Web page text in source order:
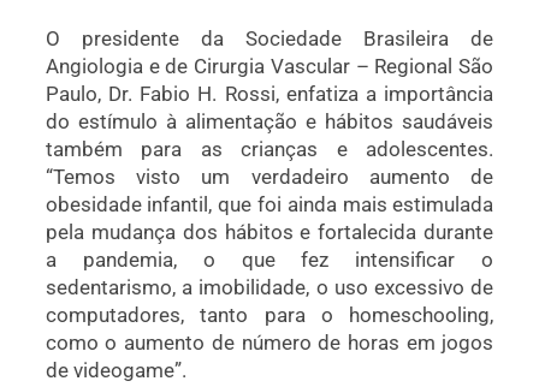
O presidente da Sociedade Brasileira de
Angiologia e de Cirurgia Vascular – Regional São
Paulo, Dr. Fabio H. Rossi, enfatiza a importância
do estímulo à alimentação e hábitos saudáveis
também para as crianças e adolescentes.
“Temos visto um verdadeiro aumento de
obesidade infantil, que foi ainda mais estimulada
pela mudança dos hábitos e fortalecida durante
a pandemia, o que fez intensificar o
sedentarismo, a imobilidade, o uso excessivo de
computadores, tanto para o homeschooling,
como o aumento de número de horas em jogos
de videogame”.